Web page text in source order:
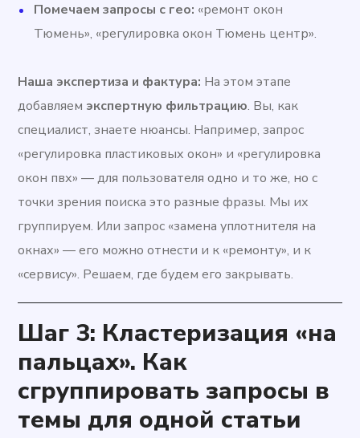
Помечаем запросы с гео: «ремонт окон
Тюмень», «регулировка окон Тюмень центр».
Наша экспертиза и фактура: На этом этапе
добавляем экспертную фильтрацию. Вы, как
специалист, знаете нюансы. Например, запрос
«регулировка пластиковых окон» и «регулировка
окон пвх» — для пользователя одно и то же, но с
точки зрения поиска это разные фразы. Мы их
группируем. Или запрос «замена уплотнителя на
окнах» — его можно отнести и к «ремонту», и к
«сервису». Решаем, где будем его закрывать.
Шаг 3: Кластеризация «на
пальцах». Как
сгруппировать запросы в
темы для одной статьи